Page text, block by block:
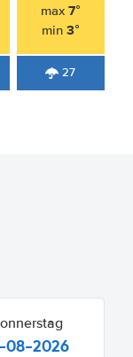
max 7°
min 3°
27
08-2026